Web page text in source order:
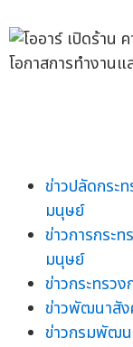
ข่าวปลัดกระ
มนุษย์
ข่าวการกระ
มนุษย์
ข่าวกระทรว
ข่าวพัฒนาสั
ข่าวกรมพัฒน